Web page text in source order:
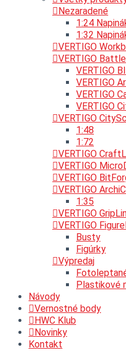
Nezaradené
1:24
1:32
VERTIGO
VERTIGO
VERTIGO
VERTIGO
VERTIGO
VERTIGO
VERTIGO
1:48
1:72
VERTIGO
VERTIGO
VERTIGO
VERTIGO
1:35
VERTIGO
VERTIGO
Busty
Figúrky
Výpredaj
Plastikové
Návody
Vernostné body
HWC Klub
Novinky
Kontakt